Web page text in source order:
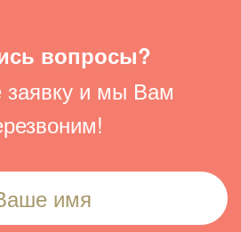
вопросы?
заявку и мы Вам